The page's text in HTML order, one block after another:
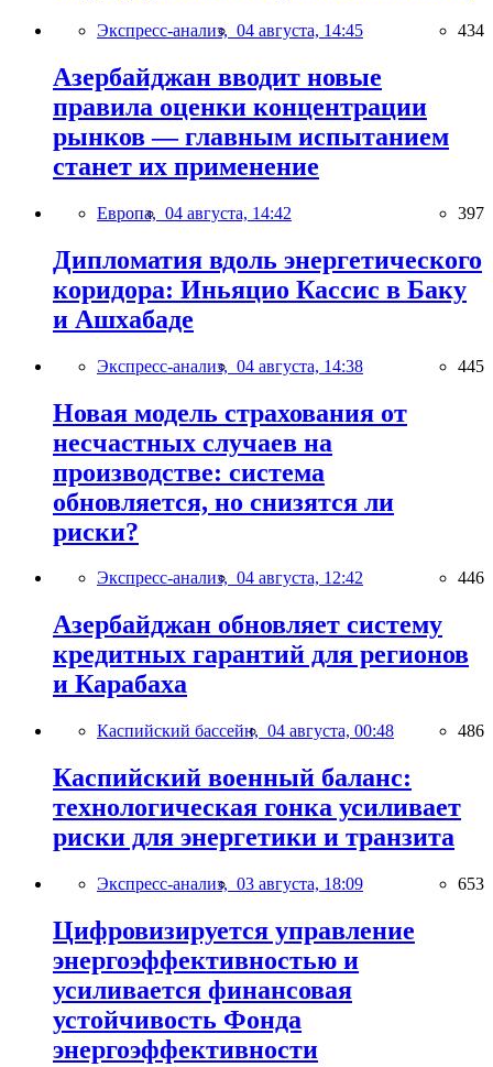
Экспресс-анализ, 04 августа, 14:45 434
Азербайджан вводит новые
правила оценки концентрации
рынков — главным испытанием
станет их применение
Европа, 04 августа, 14:42 397
Дипломатия вдоль энергетического
коридора: Иньяцио Кассис в Баку
и Ашхабаде
Экспресс-анализ, 04 августа, 14:38 445
Новая модель страхования от
несчастных случаев на
производстве: система
обновляется, но снизятся ли
риски?
Экспресс-анализ, 04 августа, 12:42 446
Азербайджан обновляет систему
кредитных гарантий для регионов
и Карабаха
Каспийский бассейн, 04 августа, 00:48 486
Каспийский военный баланс:
технологическая гонка усиливает
риски для энергетики и транзита
Экспресс-анализ, 03 августа, 18:09 653
Цифровизируется управление
энергоэффективностью и
усиливается финансовая
устойчивость Фонда
энергоэффективности